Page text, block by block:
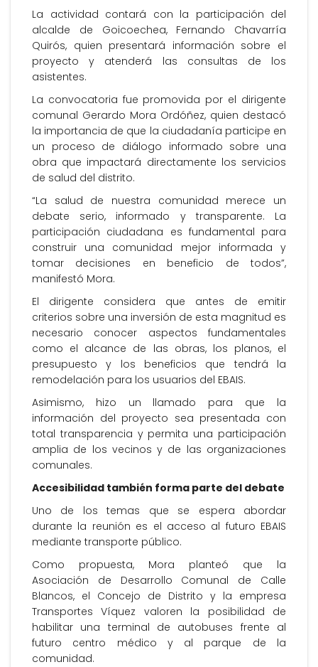
La actividad contará con la participación del
alcalde de Goicoechea, Fernando Chavarría
Quirós, quien presentará información sobre el
proyecto y atenderá las consultas de los
asistentes.
La convocatoria fue promovida por el dirigente
comunal Gerardo Mora Ordóñez, quien destacó
la importancia de que la ciudadanía participe en
un proceso de diálogo informado sobre una
obra que impactará directamente los servicios
de salud del distrito.
“La salud de nuestra comunidad merece un
debate serio, informado y transparente. La
participación ciudadana es fundamental para
construir una comunidad mejor informada y
tomar decisiones en beneficio de todos”,
manifestó Mora.
El dirigente considera que antes de emitir
criterios sobre una inversión de esta magnitud es
necesario conocer aspectos fundamentales
como el alcance de las obras, los planos, el
presupuesto y los beneficios que tendrá la
remodelación para los usuarios del EBAIS.
Asimismo, hizo un llamado para que la
información del proyecto sea presentada con
total transparencia y permita una participación
amplia de los vecinos y de las organizaciones
comunales.
Accesibilidad también forma parte del debate
Uno de los temas que se espera abordar
durante la reunión es el acceso al futuro EBAIS
mediante transporte público.
Como propuesta, Mora planteó que la
Asociación de Desarrollo Comunal de Calle
Blancos, el Concejo de Distrito y la empresa
Transportes Víquez valoren la posibilidad de
habilitar una terminal de autobuses frente al
futuro centro médico y al parque de la
comunidad.